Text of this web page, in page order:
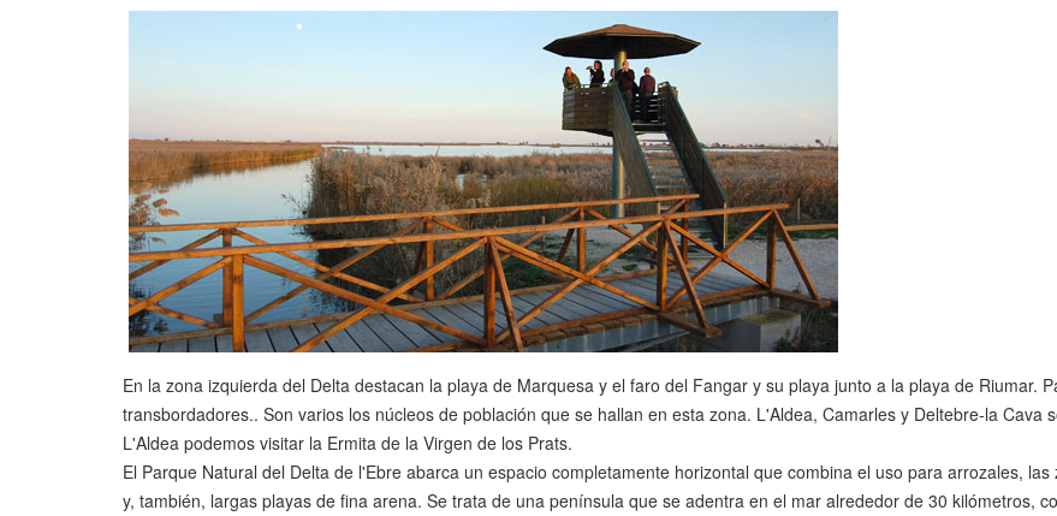
En la zona izquierda del Delta destacan la playa de Marquesa y el faro del Fangar y su playa junto a la playa de Riumar.
transbordadores.. Son varios los núcleos de población que se hallan en esta zona. L'Aldea, Camarles y Deltebre-la Cava
L'Aldea podemos visitar la Ermita de la Virgen de los Prats.
El Parque Natural del Delta de l'Ebre abarca un espacio completamente horizontal que combina el uso para arrozales,
y, también, largas playas de fina arena. Se trata de una península que se adentra en el mar alrededor de 30 kilómetros,